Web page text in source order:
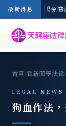
最新消息
-8/3(一) 現場免費
首頁›看新聞學法律›
LEGAL NEWS
狗血作法